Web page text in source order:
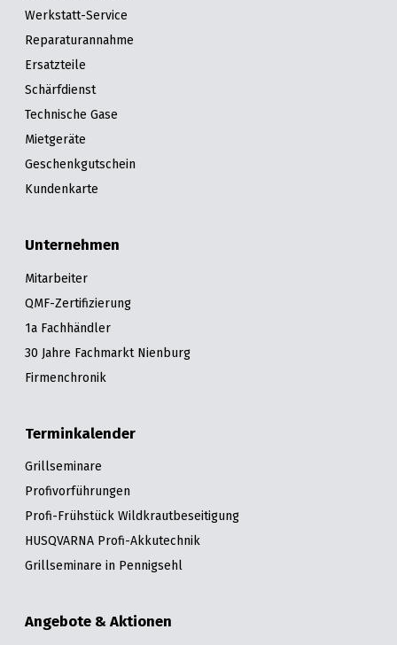
Werkstatt-Service
Reparaturannahme
Ersatzteile
Schärfdienst
Technische Gase
Mietgeräte
Geschenkgutschein
Kundenkarte
Unternehmen
Mitarbeiter
QMF-Zertifizierung
1a Fachhändler
30 Jahre Fachmarkt Nienburg
Firmenchronik
Terminkalender
Grillseminare
Profivorführungen
Profi-Frühstück Wildkrautbeseitigung
HUSQVARNA Profi-Akkutechnik
Grillseminare in Pennigsehl
Angebote & Aktionen